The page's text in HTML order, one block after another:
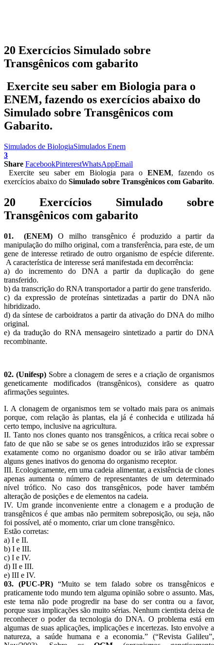
20 Exercícios Simulado sobre
Transgênicos com gabarito
Exercite seu saber em Biologia para o
ENEM, fazendo os exercícios abaixo do
Simulado sobre Transgênicos com
Gabarito.
Simulados de BiologiaSimulados Enem
3
Share FacebookPinterestWhatsAppEmail
Exercite seu saber em Biologia para o ENEM, fazendo os
exercícios abaixo do Simulado sobre Transgênicos com Gabarito.
20 Exercícios Simulado sobre
Transgênicos com gabarito
01. (ENEM) O milho transgênico é produzido a partir da
manipulação do milho original, com a transferência, para este, de um
gene de interesse retirado de outro organismo de espécie diferente.
A característica de interesse será manifestada em decorrência:
a) do incremento do DNA a partir da duplicação do gene
transferido.
b) da transcrição do RNA transportador a partir do gene transferido.
c) da expressão de proteínas sintetizadas a partir do DNA não
hibridizado.
d) da síntese de carboidratos a partir da ativação do DNA do milho
original.
e) da tradução do RNA mensageiro sintetizado a partir do DNA
recombinante.
02. (Unifesp)Sobre a clonagem de seres e a criação de organismos
geneticamente modificados (transgênicos), considere as quatro
afirmações seguintes.
I. A clonagem de organismos tem se voltado mais para os animais
porque, com relação às plantas, ela já é conhecida e utilizada há
certo tempo, inclusive na agricultura.
II. Tanto nos clones quanto nos transgênicos, a crítica recai sobre o
fato de que não se sabe se os genes introduzidos irão se expressar
exatamente como no organismo doador ou se irão ativar também
alguns genes inativos do genoma do organismo receptor.
III. Ecologicamente, em uma cadeia alimentar, a existência de clones
apenas aumenta o número de representantes de um determinado
nível trófico. No caso dos transgênicos, pode haver também
alteração de posições e de elementos na cadeia.
IV. Um grande inconveniente entre a clonagem e a produção de
transgênicos é que ambas não permitem sobreposição, ou seja, não
foi possível, até o momento, criar um clone transgênico.
Estão corretas:
a) I e II.
b) I e III.
c) I e IV.
d) II e III.
e) III e IV.
03. (PUC-PR)“Muito se tem falado sobre os transgênicos e
praticamente todo mundo tem alguma opinião sobre o assunto. Mas,
este tema não pode progredir na base do ser contra ou a favor,
porque suas implicações são muito sérias. Nenhum cientista deixa de
reconhecer o poder da tecnologia do DNA. O problema está em
algumas de suas aplicações, implicações e incertezas. Isto envolve a
natureza, a saúde humana e a economia.” (“Revista Galileu”,